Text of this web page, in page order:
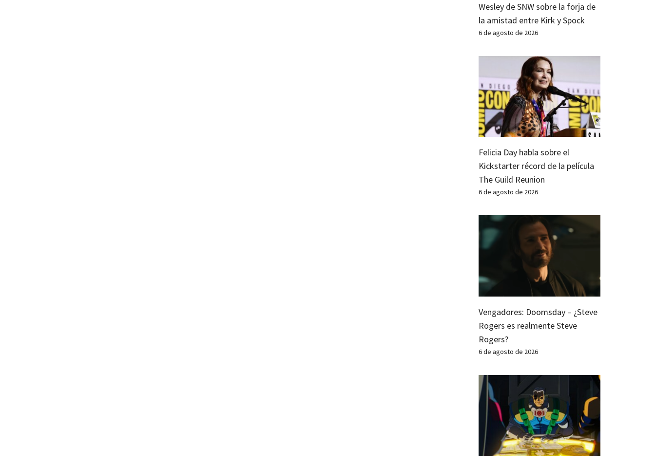
Wesley de SNW sobre la forja de
la amistad entre Kirk y Spock
6 de agosto de 2026
Felicia Day habla sobre el
Kickstarter récord de la película
The Guild Reunion
6 de agosto de 2026
Vengadores: Doomsday – ¿Steve
Rogers es realmente Steve
Rogers?
6 de agosto de 2026